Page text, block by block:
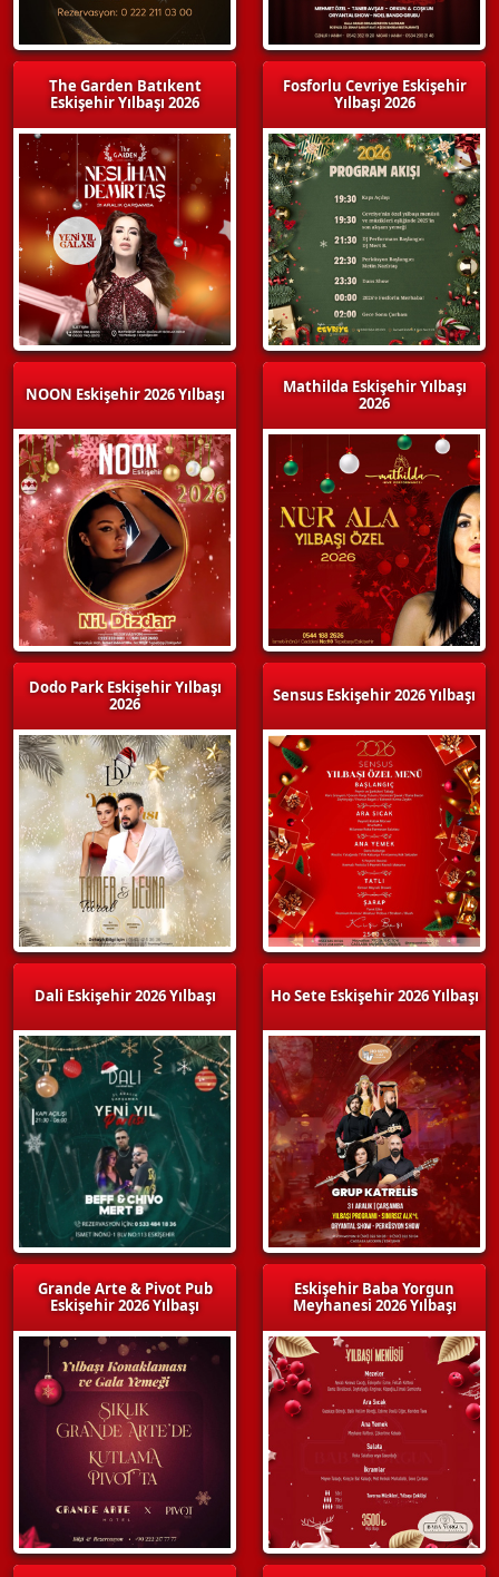
The Garden Batıkent
Eskişehir Yılbaşı 2026
NOON Eskişehir 2026 Yılbaşı
Dodo Park Eskişehir Yılbaşı
2026
Dali Eskişehir 2026 Yılbaşı
Grande Arte & Pivot Pub
Eskişehir 2026 Yılbaşı
Fosforlu Cevriye Eskişehir
Yılbaşı 2026
Mathilda Eskişehir Yılbaşı
2026
Sensus Eskişehir 2026 Yılbaşı
Ho Sete Eskişehir 2026 Yılbaşı
Eskişehir Baba Yorgun
Meyhanesi 2026 Yılbaşı